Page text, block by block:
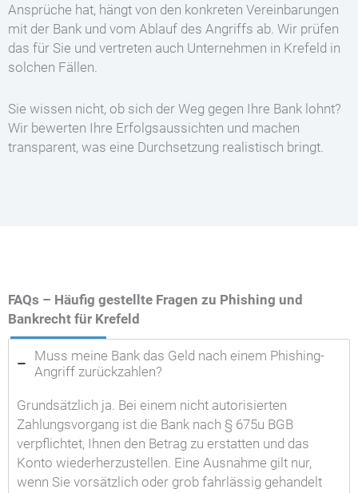
Ansprüche hat, hängt von den konkreten Vereinbarungen
mit der Bank und vom Ablauf des Angriffs ab. Wir prüfen
das für Sie und vertreten auch Unternehmen in Krefeld in
solchen Fällen.
Sie wissen nicht, ob sich der Weg gegen Ihre Bank lohnt?
Wir bewerten Ihre Erfolgsaussichten und machen
transparent, was eine Durchsetzung realistisch bringt.
FAQs – Häufig gestellte Fragen zu Phishing und
Bankrecht für Krefeld
Muss meine Bank das Geld nach einem Phishing-
Angriff zurückzahlen?
Grundsätzlich ja. Bei einem nicht autorisierten
Zahlungsvorgang ist die Bank nach § 675u BGB
verpflichtet, Ihnen den Betrag zu erstatten und das
Konto wiederherzustellen. Eine Ausnahme gilt nur,
wenn Sie vorsätzlich oder grob fahrlässig gehandelt